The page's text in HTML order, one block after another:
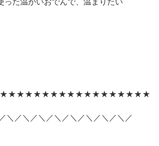
＼／＼／＼／＼／＼／＼／＼／＼／